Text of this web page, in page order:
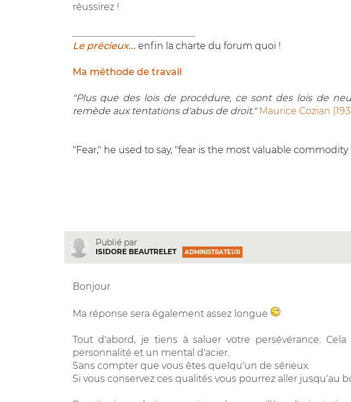
réussirez !
Le précieux... enfin la charte du forum quoi !
Ma méthode de travail
"Plus que des lois de procédure, ce sont des lois de
remède aux tentations d'abus de droit." Maurice Cozian
"Fear," he used to say, "fear is the most valuable
Publié par
ISIDORE BEAUTRELET ADMINISTRATEUR
Bonjour
Ma réponse sera également assez longue
Tout d'abord, je tiens à saluer votre persévérance.
personnalité et un mental d'acier.
Sans compter que vous êtes quelqu'un de sérieux.
Si vous conservez ces qualités vous pourrez aller jusqu'au